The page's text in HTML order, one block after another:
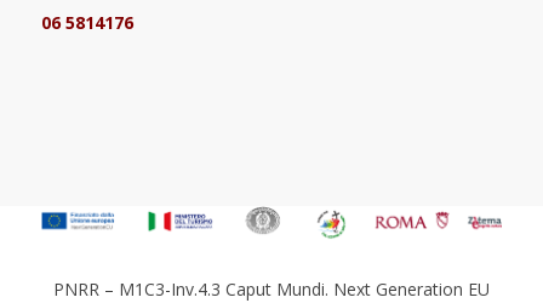
06 5814176
PNRR – M1C3-Inv.4.3 Caput Mundi. Next Generation EU